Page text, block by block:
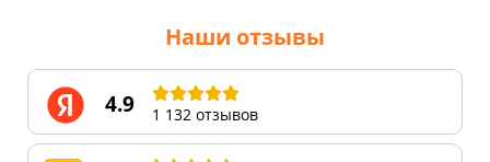
Наши отзывы
4.9 1 132 отзывов